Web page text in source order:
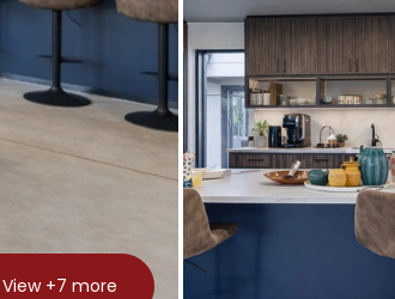
View +7 more